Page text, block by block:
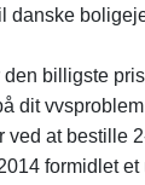
danske
den billigste
dit
ved at bestille
formidlet